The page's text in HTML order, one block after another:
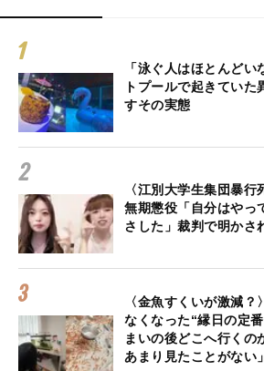
「泳ぐ人はほとんど
トプールで起きてい
すその実態
〈江別大学生集団暴
無期懲役「自分はやっ
さした」裁判で明かさ
〈金魚すくいが激減
なくなった“縁日の定
まいの後どこへ行くの
あまり見たことがない」